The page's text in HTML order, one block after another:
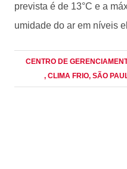
prevista é de 13°C e a
umidade do ar em níveis
CENTRO DE
, CLIMA FRIO, SÃO